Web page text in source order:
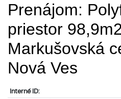
Prenájom:
priestor
Markušovská
Nová Ves
Interné ID: